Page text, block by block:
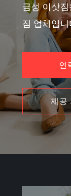
금성 이삿
짐 업체입
연
제공